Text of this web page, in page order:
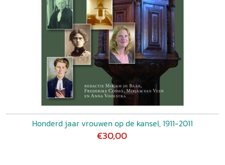
Honderd jaar vrouwen op de kansel, 1911-2011
€30,00